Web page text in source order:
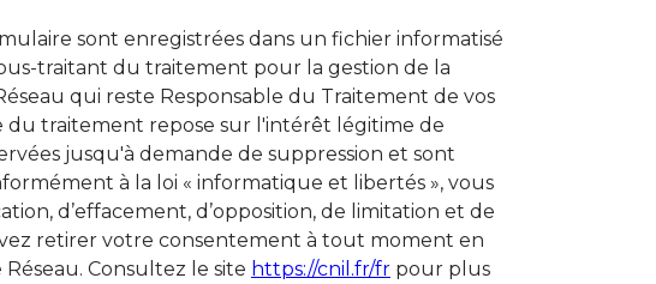
sont enregistrées dans un fichier informatisé
traitant du traitement pour la gestion de la
qui reste Responsable du Traitement de vos
du traitement repose sur l'intérêt légitime de
jusqu'à demande de suppression et sont
à la loi « informatique et libertés », vous
d’effacement, d’opposition, de limitation et de
retirer votre consentement à tout moment en
Consultez le site https://cnil.fr/fr pour plus